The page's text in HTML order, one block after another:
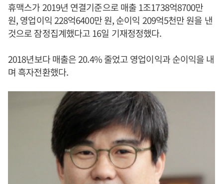
휴맥스가 2019년 연결기준으로 매출 1조1738억8700만
원, 영업이익 228억6400만 원, 순이익 209억5천만 원을 낸
것으로 잠정집계했다고 16일 기재정정했다.
2018년보다 매출은 20.4% 줄었고 영업이익과 순이익을 내
며 흑자전환했다.